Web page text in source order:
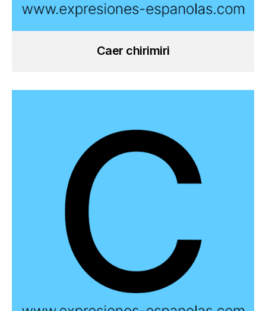
Caer chirimiri